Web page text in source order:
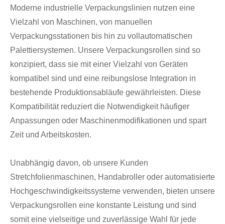
Moderne industrielle Verpackungslinien nutzen eine
Vielzahl von Maschinen, von manuellen
Verpackungsstationen bis hin zu vollautomatischen
Palettiersystemen. Unsere Verpackungsrollen sind so
konzipiert, dass sie mit einer Vielzahl von Geräten
kompatibel sind und eine reibungslose Integration in
bestehende Produktionsabläufe gewährleisten. Diese
Kompatibilität reduziert die Notwendigkeit häufiger
Anpassungen oder Maschinenmodifikationen und spart
Zeit und Arbeitskosten.
Unabhängig davon, ob unsere Kunden
Stretchfolienmaschinen, Handabroller oder automatisierte
Hochgeschwindigkeitssysteme verwenden, bieten unsere
Verpackungsrollen eine konstante Leistung und sind
somit eine vielseitige und zuverlässige Wahl für jede